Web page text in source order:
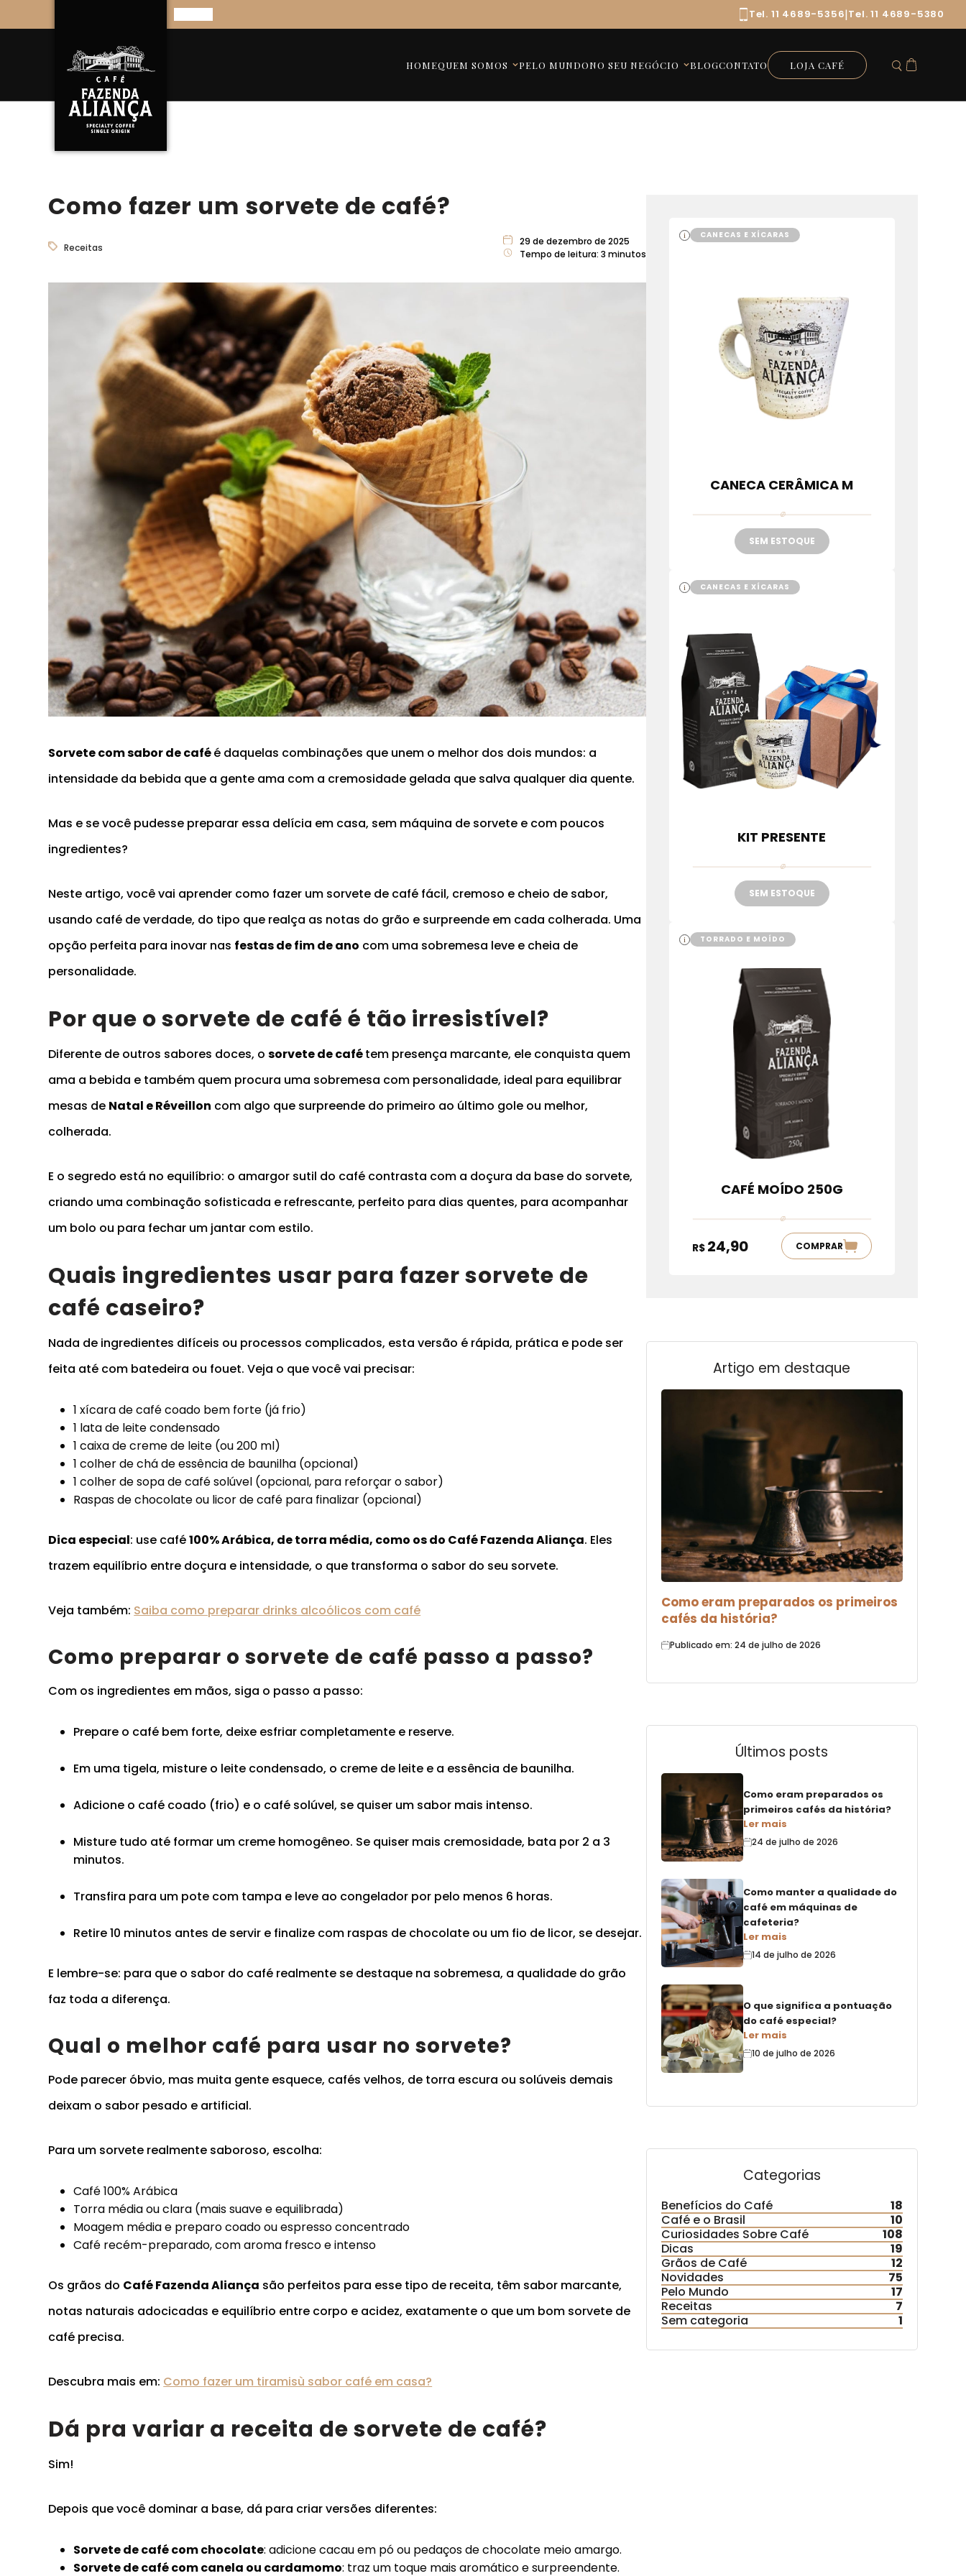
Tel. 11 4689-5356|Tel. 11 4689-5380
HOMEQUEM SOMOS PELO MUNDONO SEU NEGÓCIO BLOGCONTATO LOJA CAFÉ
Como fazer um sorvete de café?
Receitas
29 de dezembro de 2025
Tempo de leitura: 3 minutos
Sorvete com sabor de caféé daquelas combinações que unem o melhor dos dois mundos: a
intensidade da bebida que a gente ama com a cremosidade gelada que salva qualquer dia quente.
Mas e se você pudesse preparar essa delícia em casa, sem máquina de sorvete e com poucos
ingredientes?
Neste artigo, você vai aprender como fazer um sorvete de café fácil, cremoso e cheio de sabor,
usando café de verdade, do tipo que realça as notas do grão e surpreende em cada colherada. Uma
opção perfeita para inovar nas festas de fim de ano com uma sobremesa leve e cheia de
personalidade.
Por que o sorvete de café é tão irresistível?
Diferente de outros sabores doces, osorvete de cafétem presença marcante, ele conquista quem
ama a bebida e também quem procura uma sobremesa com personalidade, ideal para equilibrar
mesas de Natal e Réveillon com algo que surpreende do primeiro ao último gole ou melhor,
colherada.
E o segredo está no equilíbrio: o amargor sutil do café contrasta com a doçura da base do sorvete,
criando uma combinação sofisticada e refrescante, perfeito para dias quentes, para acompanhar
um bolo ou para fechar um jantar com estilo.
Quais ingredientes usar para fazer sorvete de
café caseiro?
Nada de ingredientes difíceis ou processos complicados, esta versão é rápida, prática e pode ser
feita até com batedeira ou fouet. Veja o que você vai precisar:
1 xícara de café coado bem forte (já frio)
1 lata de leite condensado
1 caixa de creme de leite (ou 200 ml)
1 colher de chá de essência de baunilha (opcional)
1 colher de sopa de café solúvel (opcional, para reforçar o sabor)
Raspas de chocolate ou licor de café para finalizar (opcional)
Dica especial: use café100% Arábica, de torra média, como os do Café Fazenda Aliança. Eles
trazem equilíbrio entre doçura e intensidade, o que transforma o sabor do seu sorvete.
Veja também: Saiba como preparar drinks alcoólicos com café
Como preparar o sorvete de café passo a passo?
Com os ingredientes em mãos, siga o passo a passo:
Prepare o café bem forte, deixe esfriar completamente e reserve.
Em uma tigela, misture o leite condensado, o creme de leite e a essência de baunilha.
Adicione o café coado (frio) e o café solúvel, se quiser um sabor mais intenso.
Misture tudo até formar um creme homogêneo. Se quiser mais cremosidade, bata por 2 a 3
minutos.
Transfira para um pote com tampa e leve ao congelador por pelo menos 6 horas.
Retire 10 minutos antes de servir e finalize com raspas de chocolate ou um fio de licor, se desejar.
E lembre-se: para que o sabor do café realmente se destaque na sobremesa, a qualidade do grão
faz toda a diferença.
Qual o melhor café para usar no sorvete?
Pode parecer óbvio, mas muita gente esquece, cafés velhos, de torra escura ou solúveis demais
deixam o sabor pesado e artificial.
Para um sorvete realmente saboroso, escolha:
Café 100% Arábica
Torra média ou clara (mais suave e equilibrada)
Moagem média e preparo coado ou espresso concentrado
Café recém-preparado, com aroma fresco e intenso
Os grãos do Café Fazenda Aliança são perfeitos para esse tipo de receita, têm sabor marcante,
notas naturais adocicadas e equilíbrio entre corpo e acidez, exatamente o que um bom sorvete de
café precisa.
Descubra mais em: Como fazer um tiramisù sabor café em casa?
Dá pra variar a receita de sorvete de café?
Sim!
Depois que você dominar a base, dá para criar versões diferentes:
Sorvete de café com chocolate: adicione cacau em pó ou pedaços de chocolate meio amargo.
Sorvete de café com canela ou cardamomo: traz um toque mais aromático e surpreendente.
i CANECAS E XÍCARAS
CANECA CERÂMICA M
SEM ESTOQUE
i CANECAS E XÍCARAS
KIT PRESENTE
SEM ESTOQUE
i TORRADO E MOÍDO
CAFÉ MOÍDO 250G
R$ 24,90 COMPRAR
Artigo em destaque
Como eram preparados os primeiros
cafés da história?
Publicado em: 24 de julho de 2026
Últimos posts
Como eram preparados os
primeiros cafés da história?
Ler mais
24 de julho de 2026
Como manter a qualidade do
café em máquinas de
cafeteria?
Ler mais
14 de julho de 2026
O que significa a pontuação
do café especial?
Ler mais
10 de julho de 2026
Categorias
Benefícios do Café
18
Café e o Brasil
10
Curiosidades Sobre Café
108
Dicas
19
Grãos de Café
12
Novidades
75
Pelo Mundo
17
Receitas
7
Sem categoria
1